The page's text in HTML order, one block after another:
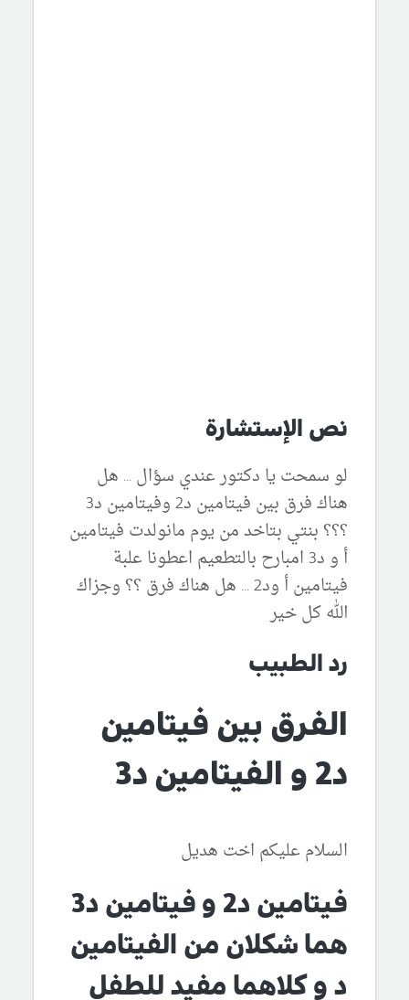
نص الإستشارة
لو سمحت يا دكتور عندي سؤال ... هل
هناك فرق بين فيتامين د2 وفيتامين د3
؟؟؟ بنتي بتاخد من يوم مانولدت فيتامين
أ و د3 امبارح بالتطعيم اعطونا علبة
فيتامين أ ود2 ... هل هناك فرق ؟؟ وجزاك
الله كل خير
رد الطبيب
الفرق بين فيتامين
د2 و الفيتامين د3
السلام عليكم اخت هديل
فيتامين د2 و فيتامين د3
هما شكلان من الفيتامين
د و كلاهما مفيد للطفل